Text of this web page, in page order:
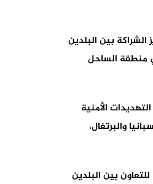
بين البلدين
منطقة الساحل
الأمنية
العالم 2030، التي ستنظم في المغرب وإسبانيا والبرتغال،
بين البلدين